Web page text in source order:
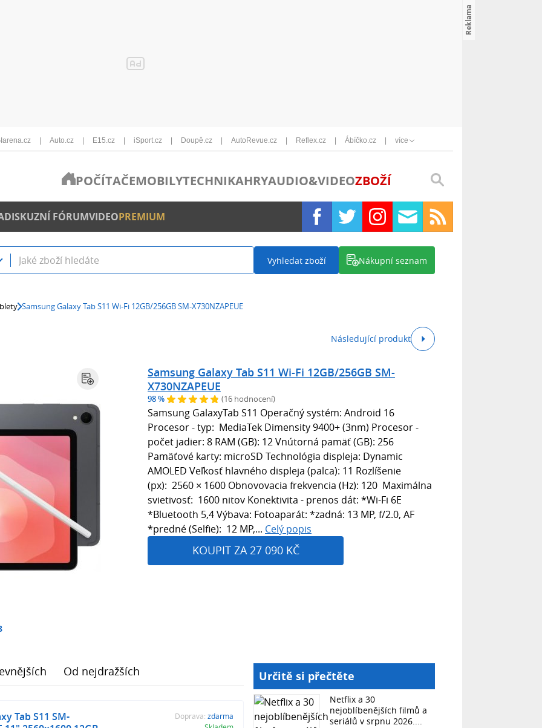
Auto.cz E15.cz iSport.cz Doupě.cz AutoRevue.cz Reflex.cz Ábíčko.cz více
POČÍTAČEMOBILYTECHNIKAHRYAUDIO&VIDEOZBOŽÍ
DISKUZNÍ FÓRUMVIDEOPREMIUM
Vyhledat zboží Nákupní seznam
Samsung Galaxy Tab S11 Wi-Fi 12GB/256GB SM-X730NZAPEUE
Následující produkt
Samsung Galaxy Tab S11 Wi-Fi 12GB/256GB SM-
X730NZAPEUE
98 % (16 hodnocení)
Samsung GalaxyTab S11 Operačný systém: Android 16
Procesor - typ: MediaTek Dimensity 9400+ (3nm) Procesor -
počet jadier: 8 RAM (GB): 12 Vnútorná pamäť (GB): 256
Pamäťové karty: microSD Technológia displeja: Dynamic
AMOLED Veľkosť hlavného displeja (palca): 11 Rozlíšenie
(px): 2560 × 1600 Obnovovacia frekvencia (Hz): 120 Maximálna
svietivosť: 1600 nitov Konektivita - prenos dát: *Wi-Fi 6E
*Bluetooth 5,4 Výbava: Fotoaparát: *zadná: 13 MP, f/2.0, AF
*predné (Selfie): 12 MP,... Celý popis
KOUPIT ZA 27 090 KČ
Od nejdražších
Tab S11 SM-
Doprava: zdarma
Určitě si přečtěte
Netflix a 30
nejoblíbenějších filmů a
seriálů v srpnu 2026....